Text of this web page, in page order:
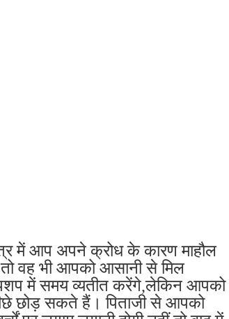
में आप अपने क्रोध के कारण माहौल
वह भी आपको आसानी से मिल
में समय व्यतीत करेंगे,लेकिन आपको
छोड़ सकते हैं। पिताजी से आपको